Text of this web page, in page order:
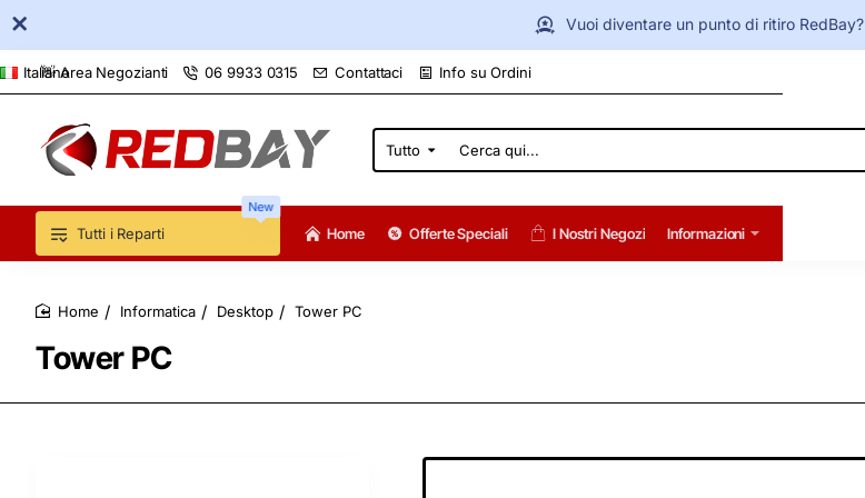
Vuoi diventare un punto di ritiro RedBay?
👋 Area Negozianti 06 9933 0315 Contattaci Info su Ordini
Italiano
Tutto
Cerca
qui...
Tutti i Reparti
New
Home Offerte Speciali I Nostri Negozi Informazioni
Tower PC
Informatica Desktop Tower PC